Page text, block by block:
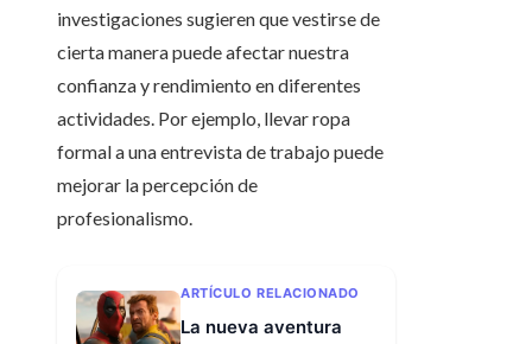
investigaciones sugieren que vestirse de
cierta manera puede afectar nuestra
confianza y rendimiento en diferentes
actividades. Por ejemplo, llevar ropa
formal a una entrevista de trabajo puede
mejorar la percepción de
profesionalismo.
ARTÍCULO RELACIONADO
La nueva aventura